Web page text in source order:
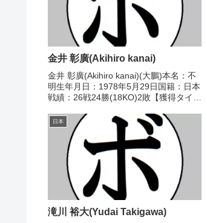
金井 彰廣(Akihiro kanai)
金井 彰廣(Akihiro kanai)(大鵬)本名：不
明生年月日：1978年5月29日国籍：日本
戦績：26戦24勝(18KO)2敗【獲得タイト
ザー級優勝(アマチュア)1997年度全日本
実業団選手権フェ...
日本
滝川 裕大(Yudai Takigawa)